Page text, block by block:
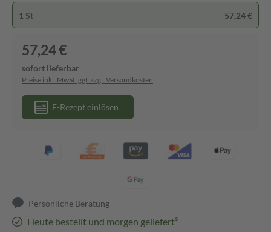
1 St 57,24 €
57,24 €
sofort lieferbar
Preise inkl. MwSt. ggf. zzgl. Versandkosten
E-Rezept einlösen
Persönliche Beratung
Heute bestellt und morgen geliefert³